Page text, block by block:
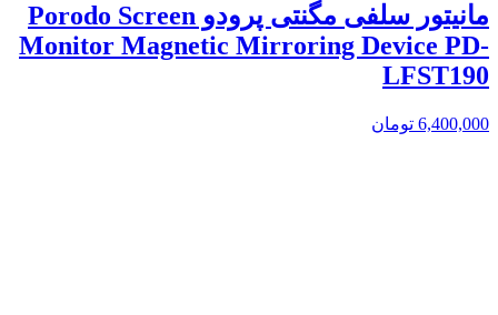
مانیتور سلفی مگنتی پرودو Porodo Screen
Monitor Magnetic Mirroring Device PD-
LFST190
6,400,000 تومان